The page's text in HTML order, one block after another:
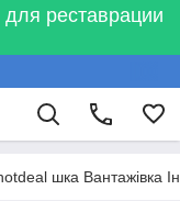
реставрации
шка Вантажівка